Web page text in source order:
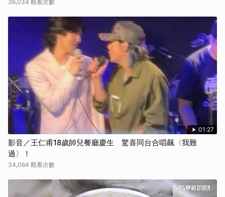
36,034 觀看次數
01:27
影音／王仁甫18歲帥兒餐廳慶生 驚喜同台合唱飆〈我難
過〉！
34,064 觀看次數